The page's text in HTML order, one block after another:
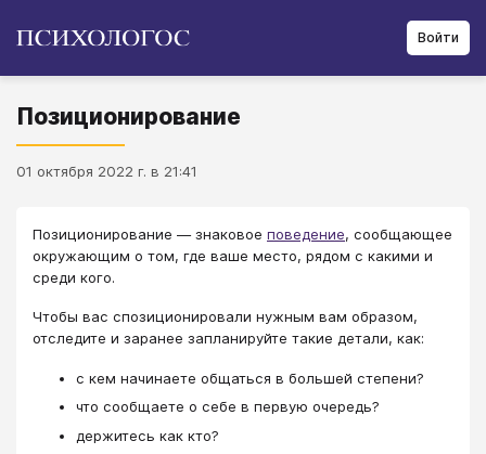
Войти
Позиционирование
01 октября 2022 г. в 21:41
Позиционирование — знаковое поведение, сообщающее
окружающим о том, где ваше место, рядом с какими и
среди кого.
Чтобы вас спозиционировали нужным вам образом,
отследите и заранее запланируйте такие детали, как:
с кем начинаете общаться в большей степени?
что сообщаете о себе в первую очередь?
держитесь как кто?